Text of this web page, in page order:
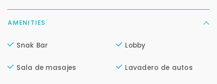
AMENITIES
Snak Bar Lobby
Sala de masajes Lavadero de autos